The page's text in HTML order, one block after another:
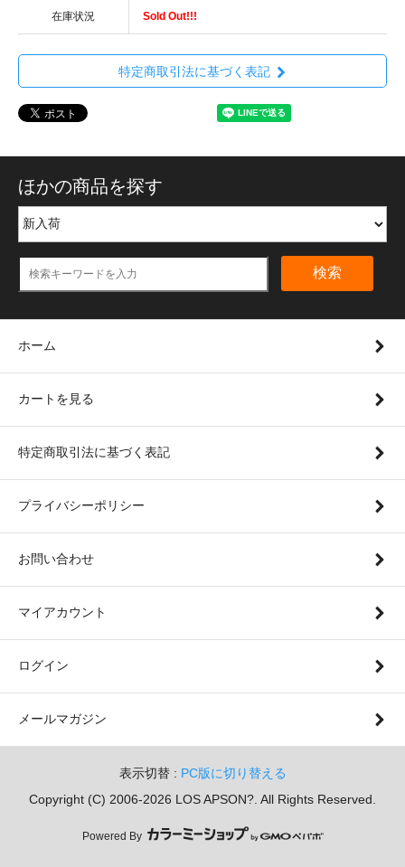
在庫状況 Sold Out!!!
特定商取引法に基づく表記
ほかの商品を探す
検索
ホーム
カートを見る
特定商取引法に基づく表記
プライバシーポリシー
お問い合わせ
マイアカウント
ログイン
メールマガジン
表示切替 : PC版に切り替える
Copyright (C) 2006-2026 LOS APSON?. All Rights Reserved.
Powered By